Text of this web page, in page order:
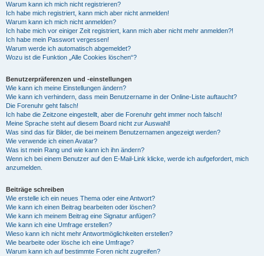
Warum kann ich mich nicht registrieren?
Ich habe mich registriert, kann mich aber nicht anmelden!
Warum kann ich mich nicht anmelden?
Ich habe mich vor einiger Zeit registriert, kann mich aber nicht mehr anmelden?!
Ich habe mein Passwort vergessen!
Warum werde ich automatisch abgemeldet?
Wozu ist die Funktion „Alle Cookies löschen“?
Benutzerpräferenzen und -einstellungen
Wie kann ich meine Einstellungen ändern?
Wie kann ich verhindern, dass mein Benutzername in der Online-Liste auftaucht?
Die Forenuhr geht falsch!
Ich habe die Zeitzone eingestellt, aber die Forenuhr geht immer noch falsch!
Meine Sprache steht auf diesem Board nicht zur Auswahl!
Was sind das für Bilder, die bei meinem Benutzernamen angezeigt werden?
Wie verwende ich einen Avatar?
Was ist mein Rang und wie kann ich ihn ändern?
Wenn ich bei einem Benutzer auf den E-Mail-Link klicke, werde ich aufgefordert, mich
anzumelden.
Beiträge schreiben
Wie erstelle ich ein neues Thema oder eine Antwort?
Wie kann ich einen Beitrag bearbeiten oder löschen?
Wie kann ich meinem Beitrag eine Signatur anfügen?
Wie kann ich eine Umfrage erstellen?
Wieso kann ich nicht mehr Antwortmöglichkeiten erstellen?
Wie bearbeite oder lösche ich eine Umfrage?
Warum kann ich auf bestimmte Foren nicht zugreifen?